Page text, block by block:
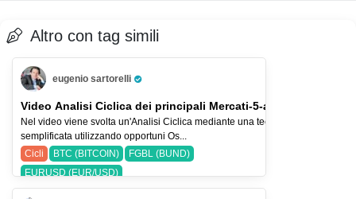
Altro con tag simili
eugenio sartorelli
Pro Trader
Video Analisi Ciclica dei principali Mercati-5-ago-26
Nel video viene svolta un'Analisi Ciclica mediante una tecnica
semplificata utilizzando opportuni Os...
Cicli
BTC (BITCOIN)
FGBL (BUND)
EURUSD (EUR/USD)